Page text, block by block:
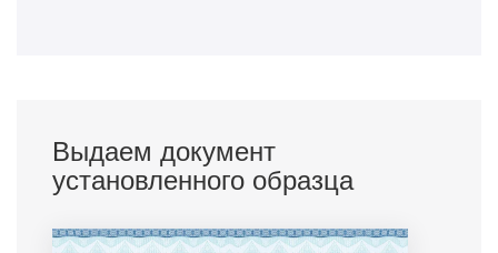
Выдаем документ
установленного образца